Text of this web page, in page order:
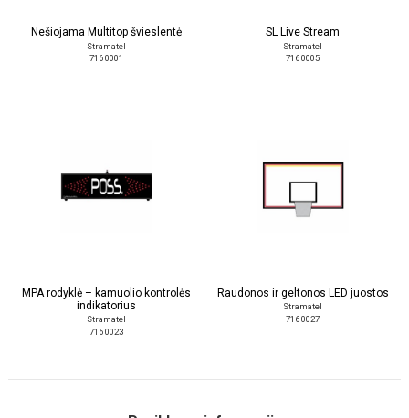
Nešiojama Multitop švieslentė
Stramatel
716 0001
SL Live Stream
Stramatel
716 0005
MPA rodyklė – kamuolio kontrolės
indikatorius
Stramatel
716 0023
Raudonos ir geltonos LED juostos
Stramatel
716 0027